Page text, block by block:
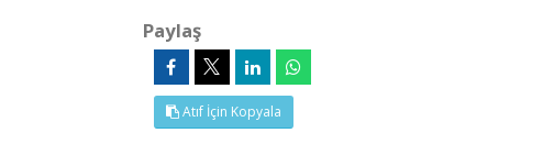
Paylaş
Atıf İçin Kopyala